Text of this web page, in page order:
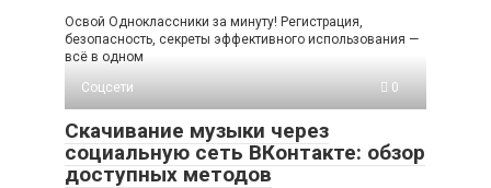
Освой Одноклассники за минуту! Регистрация,
безопасность, секреты эффективного использования —
всё в одном
Соцсети
0
Скачивание музыки через
социальную сеть ВКонтакте: обзор
доступных методов